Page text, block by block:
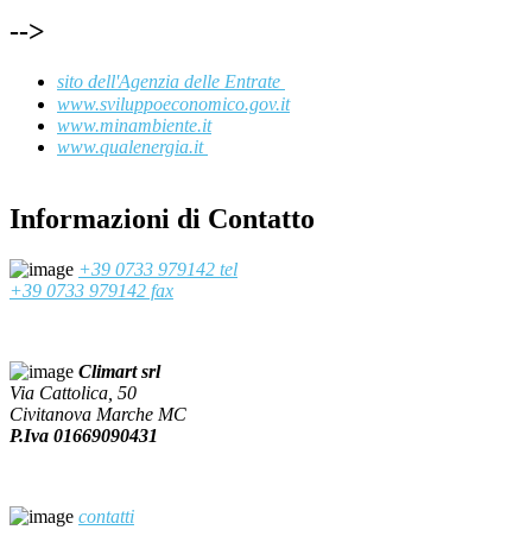
-->
sito dell'Agenzia delle Entrate
www.sviluppoeconomico.gov.it
www.minambiente.it
www.qualenergia.it
Informazioni di Contatto
+39 0733 979142 tel
+39 0733 979142 fax
Climart srl
Via Cattolica, 50
Civitanova Marche MC
P.Iva 01669090431
contatti